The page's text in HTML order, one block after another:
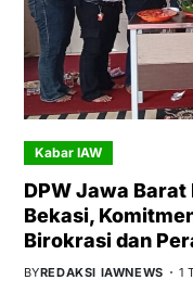
Kabar IAW
DPW Jawa
Bekasi,
Birokrasi dan
BYREDAKSI IAWNEWS 1